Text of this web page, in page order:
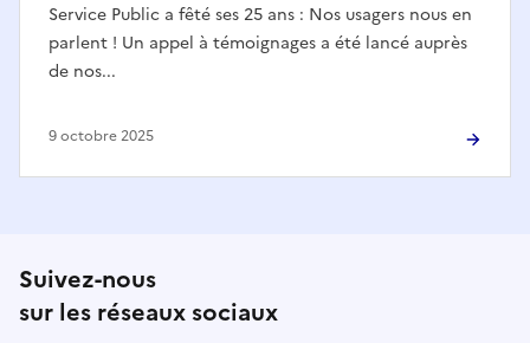
Service Public a fêté ses 25 ans : Nos usagers nous en
parlent ! Un appel à témoignages a été lancé auprès
de nos...
9 octobre 2025
Suivez-nous
sur les réseaux sociaux